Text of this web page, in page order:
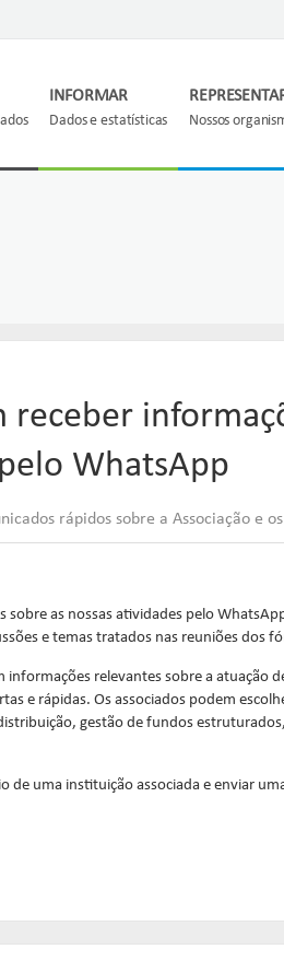
INFORMAR
Dados e estatísticas Nossos
receber
WhatsApp
rápidos sobre a Associação e
sobre as nossas atividades pelo
e temas tratados nas reuniões dos
informações relevantes sobre a atuação
e rápidas. Os associados podem
gestão de fundos
de uma instituição associada e enviar